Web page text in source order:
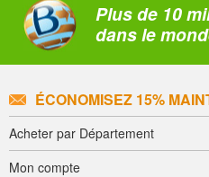
Plus de 10
dans le
ÉCONOMISEZ 15%
Acheter par Département
Mon compte